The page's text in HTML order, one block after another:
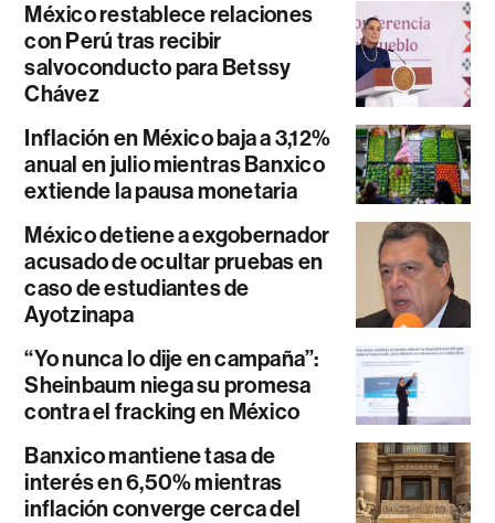
México restablece relaciones
con Perú tras recibir
salvoconducto para Betssy
Chávez
Inflación en México baja a 3,12%
anual en julio mientras Banxico
extiende la pausa monetaria
México detiene a exgobernador
acusado de ocultar pruebas en
caso de estudiantes de
Ayotzinapa
“Yo nunca lo dije en campaña”:
Sheinbaum niega su promesa
contra el fracking en México
Banxico mantiene tasa de
interés en 6,50% mientras
inflación converge cerca del